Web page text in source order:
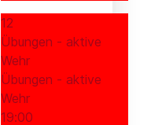
12
Übungen - aktive
Wehr
Übungen - aktive
Wehr
19:00